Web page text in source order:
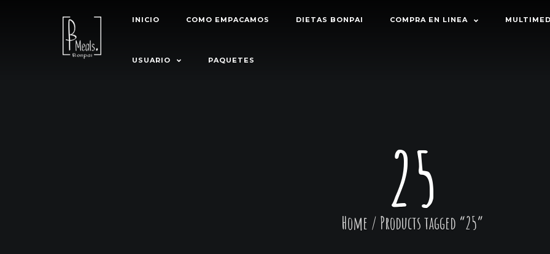
INICIO COMO EMPACAMOS DIETAS BONPAI COMPRA EN LINEA
USUARIO PAQUETES
25
Home / Products tagged “25”